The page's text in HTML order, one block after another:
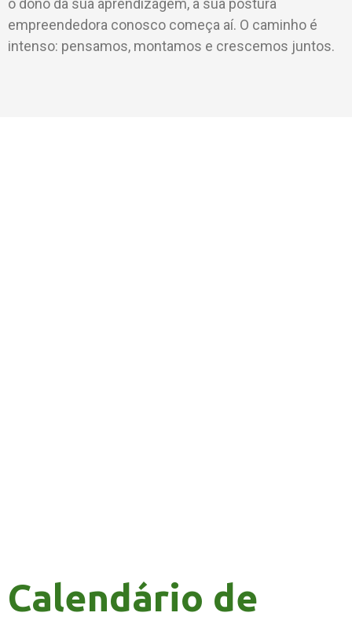
empreendedora conosco começa aí. O caminho é
intenso: pensamos, montamos e crescemos juntos.
Calendário de